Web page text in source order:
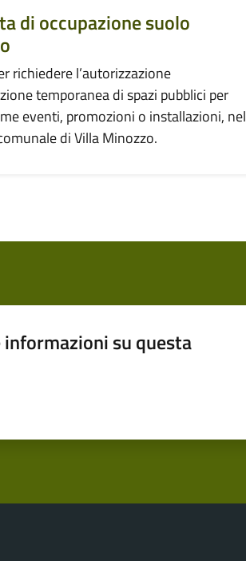
di occupazione suolo
richiedere l’autorizzazione
temporanea di spazi pubblici per
eventi, promozioni o installazioni, nel
di Villa Minozzo.
su questa